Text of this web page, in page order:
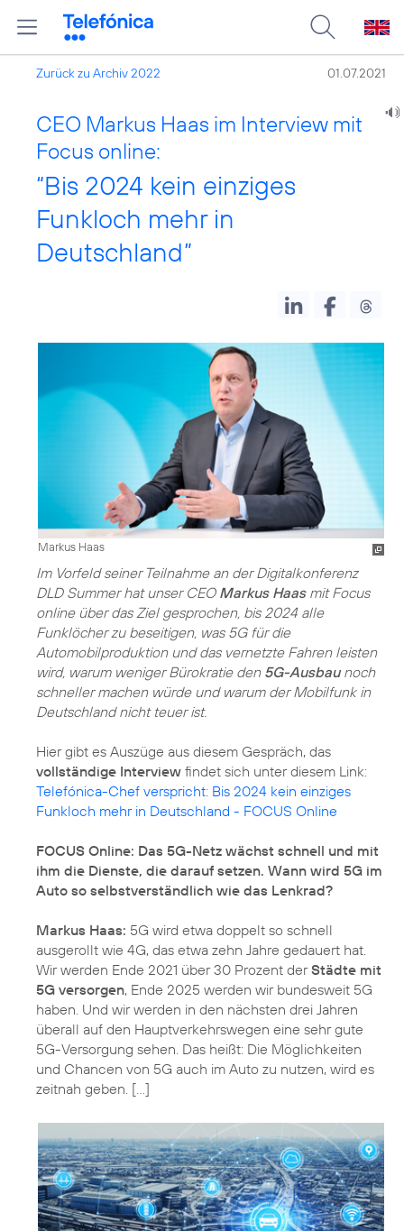
Zurück zu Archiv 2022 01.07.2021
CEO Markus Haas im Interview mit
Focus online:
“Bis 2024 kein einziges
Funkloch mehr in
Deutschland”
Markus Haas
Im Vorfeld seiner Teilnahme an der Digitalkonferenz
DLD Summer hat unser CEO Markus Haasmit Focus
online über das Ziel gesprochen, bis 2024 alle
Funklöcher zu beseitigen, was 5G für die
Automobilproduktion und das vernetzte Fahren leisten
wird, warum weniger Bürokratie den 5G-Ausbaunoch
schneller machen würde und warum der Mobilfunk in
Deutschland nicht teuer ist.
Hier gibt es Auszüge aus diesem Gespräch, das
vollständige Interview findet sich unter diesem Link:
Telefónica-Chef verspricht: Bis 2024 kein einziges
Funkloch mehr in Deutschland - FOCUS Online
FOCUS Online: Das 5G-Netz wächst schnell und mit
ihm die Dienste, die darauf setzen. Wann wird 5G im
Auto so selbstverständlich wie das Lenkrad?
Markus Haas: 5G wird etwa doppelt so schnell
ausgerollt wie 4G, das etwa zehn Jahre gedauert hat.
Wir werden Ende 2021 über 30 Prozent derStädte mit
5G versorgen, Ende 2025 werden wir bundesweit 5G
haben. Und wir werden in den nächsten drei Jahren
überall auf den Hauptverkehrswegen eine sehr gute
5G-Versorgung sehen. Das heißt: Die Möglichkeiten
und Chancen von 5G auch im Auto zu nutzen, wird es
zeitnah geben. [...]